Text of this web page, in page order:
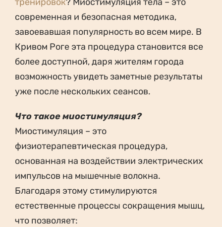
современная и безопасная методика,
завоевавшая популярность во всем мире. В
Кривом Роге эта процедура становится все
более доступной, даря жителям города
возможность увидеть заметные результаты
уже после нескольких сеансов.
Что такое миостимуляция?
Миостимуляция – это
физиотерапевтическая процедура,
основанная на воздействии электрических
импульсов на мышечные волокна.
Благодаря этому стимулируются
естественные процессы сокращения мышц,
что позволяет: